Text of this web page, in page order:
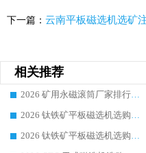
下一篇： 云南平板磁选机选矿
相关推荐
2026 矿用永磁滚筒厂家排行榜选购干货指南 行业口碑标杆华体会手机网页版-华体会(中国) 实力出众
2026 钛铁矿平板磁选机选购全攻略 市场公认优质品牌厂家实力排行榜
2026 钛铁矿平板磁选机选购指南 行业口碑优选品牌生产企业实力排行榜